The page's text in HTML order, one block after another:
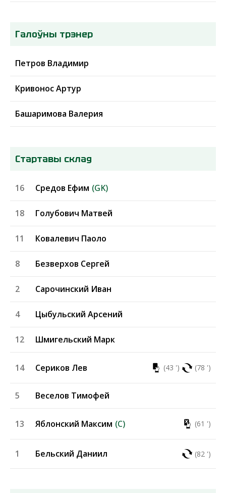
Галоўны трэнер
Петров Владимир
Кривонос Артур
Башаримова Валерия
Стартавы склад
(GK)
Средов Ефим
16
Голубович Матвей
18
Ковалевич Паоло
11
Безверхов Сергей
8
Сарочинский Иван
2
Цыбульский Арсений
4
Шмигельский Марк
12
(43 ') (78 ')
Сериков Лев
14
Веселов Тимофей
5
(61 ')
(C)
Яблонский Максим
13
(82 ')
Бельский Даниил
1